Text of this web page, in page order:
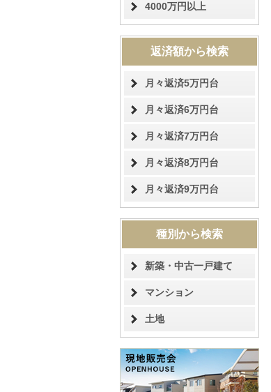
4000万円以上
返済額から検索
月々返済5万円台
月々返済6万円台
月々返済7万円台
月々返済8万円台
月々返済9万円台
種別から検索
新築・中古一戸建て
マンション
土地